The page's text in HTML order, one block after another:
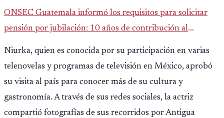
ONSEC Guatemala informó los requisitos para solicitar
pensión por jubilación: 10 años de contribución al
Niurka, quien es conocida por su participación en varias
telenovelas y programas de televisión en México, aprobó
su visita al país para conocer más de su cultura y
gastronomía. A través de sus redes sociales, la actriz
compartió fotografías de sus recorridos por Antigua